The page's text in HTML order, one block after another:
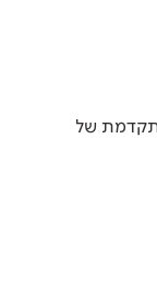
של